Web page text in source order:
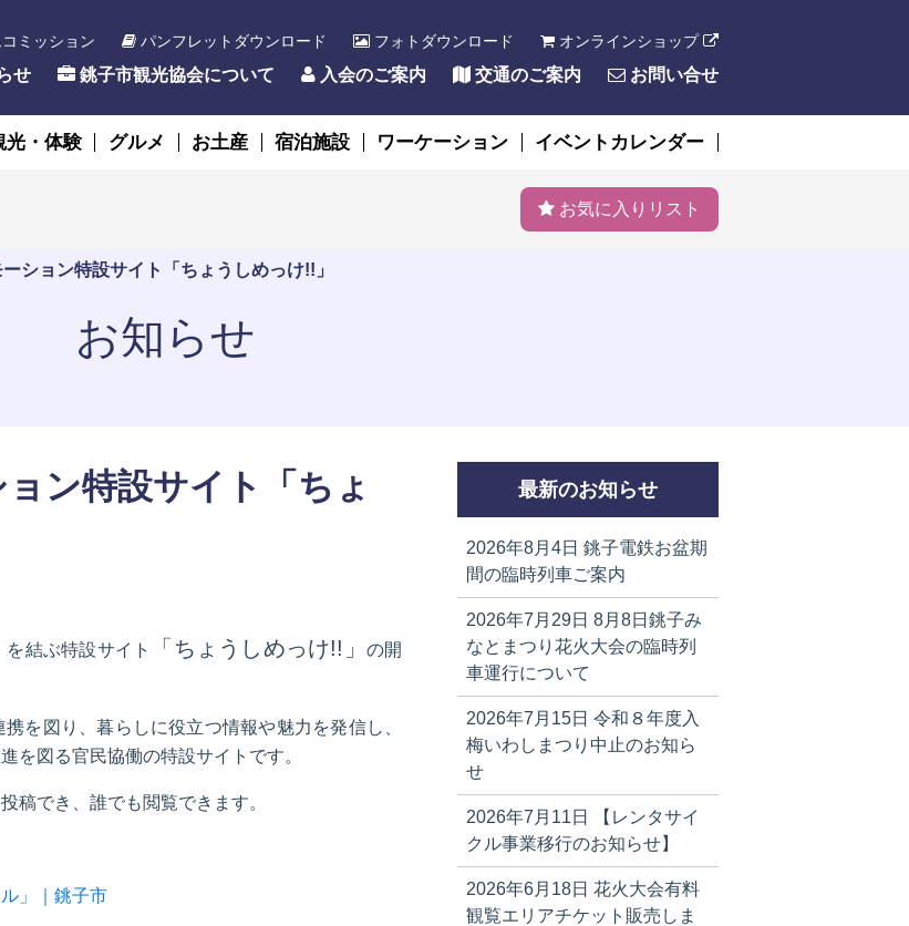
ミッション パンフレットダウンロード フォトダウンロード オンラインショップ
せ 銚子市観光協会について 入会のご案内 交通のご案内 お問い合せ
光・体験 グルメ お土産 宿泊施設 ワーケーション イベントカレンダー
お気に入りリスト
ション特設サイト「ちょうしめっけ!!」
お知らせ
ン特設サイト「ちょ
結ぶ特設サイト 「ちょうしめっけ!!」
の開
を図り、暮らしに役立つ情報や魅力を発信し、
を図る官民協働の特設サイトです。
稿でき、誰でも閲覧できます。
」｜銚子市
最新のお知らせ
2026年8月4日 銚子電鉄お盆期
間の臨時列車ご案内
2026年7月29日 8月8日銚子み
なとまつり花火大会の臨時列
車運行について
2026年7月15日 令和８年度入
梅いわしまつり中止のお知ら
せ
2026年7月11日
【レンタサイ
クル事業移行のお知らせ】
2026年6月18日 花火大会有料
観覧エリアチケット販売しま